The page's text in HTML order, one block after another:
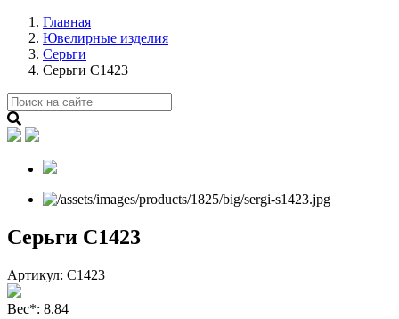
Главная
Ювелирные изделия
Серьги
Серьги С1423
Серьги С1423
Артикул: С1423
Вес*: 8.84